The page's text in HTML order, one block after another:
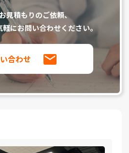
⾒積もりのご依頼、
軽にお問い合わせください。
合わせ